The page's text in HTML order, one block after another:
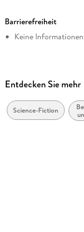
Altersempfehlung
von 14 bis 99 Jahren
Autor/Autorin
Verlag/Hersteller
p.machinery
Barrierefreiheit
Keine
Entdecken Sie mehr
Science-Fiction